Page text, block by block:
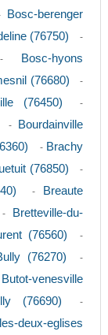
Bosc-berenger
(76750) -
Bosc-hyons
(76680) -
(76450) -
-
Bourdainville
- Brachy
(76850) -
-
Breaute
-
Bretteville-du-
(76560) -
(76270) -
Butot-venesville
(76690) -
deux-eglises